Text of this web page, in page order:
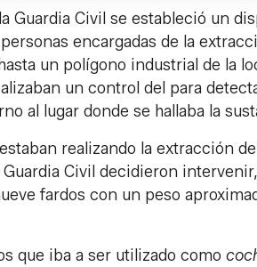
Guardia Civil se estableció un
encargadas de la
un polígono industrial de la
un control del para
al lugar donde se hallaba la
realizando la extracción
Civil decidieron
fardos con un peso
que iba a ser utilizado como